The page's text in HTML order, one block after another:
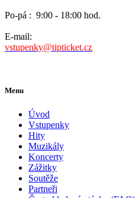
Po-pá : 9:00 - 18:00 hod.
E-mail:
vstupenky@tipticket.cz
Menu
Úvod
Vstupenky
Hity
Muzikály
Koncerty
Zážitky
Soutěže
Partneři